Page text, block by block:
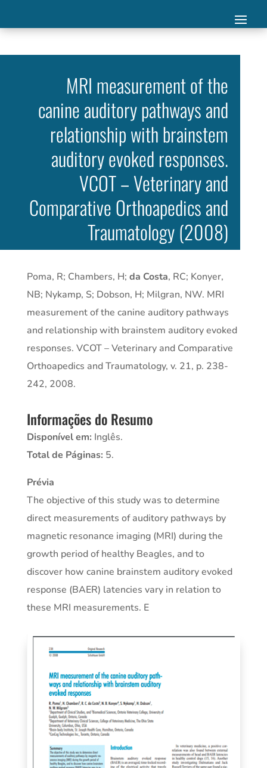
MRI measurement of the
canine auditory pathways and
relationship with brainstem
auditory evoked responses.
VCOT – Veterinary and
Comparative Orthoapedics and
Traumatology (2008)
Poma, R; Chambers, H; da Costa, RC; Konyer,
NB; Nykamp, S; Dobson, H; Milgran, NW. MRI
measurement of the canine auditory pathways
and relationship with brainstem auditory evoked
responses. VCOT – Veterinary and Comparative
Orthoapedics and Traumatology, v. 21, p. 238-
242, 2008.
Informações do Resumo
Disponível em: Inglês.
Total de Páginas: 5.
Prévia
The objective of this study was to determine
direct measurements of auditory pathways by
magnetic resonance imaging (MRI) during the
growth period of healthy Beagles, and to
discover how canine brainstem auditory evoked
response (BAER) latencies vary in relation to
these MRI measurements. E